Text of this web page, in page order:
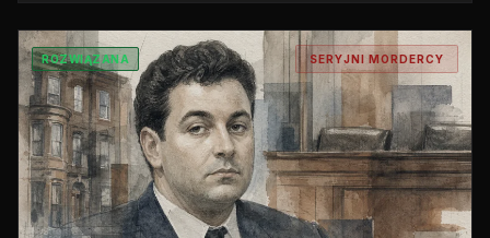
ROZWIĄZANA SERYJNI MORDERCY